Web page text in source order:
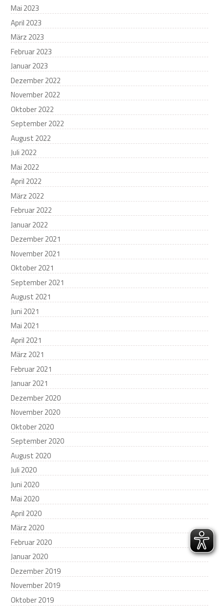
Mai 2023
April 2023
März 2023
Februar 2023
Januar 2023
Dezember 2022
November 2022
Oktober 2022
September 2022
August 2022
Juli 2022
Mai 2022
April 2022
März 2022
Februar 2022
Januar 2022
Dezember 2021
November 2021
Oktober 2021
September 2021
August 2021
Juni 2021
Mai 2021
April 2021
März 2021
Februar 2021
Januar 2021
Dezember 2020
November 2020
Oktober 2020
September 2020
August 2020
Juli 2020
Juni 2020
Mai 2020
April 2020
März 2020
Februar 2020
Januar 2020
Dezember 2019
November 2019
Oktober 2019